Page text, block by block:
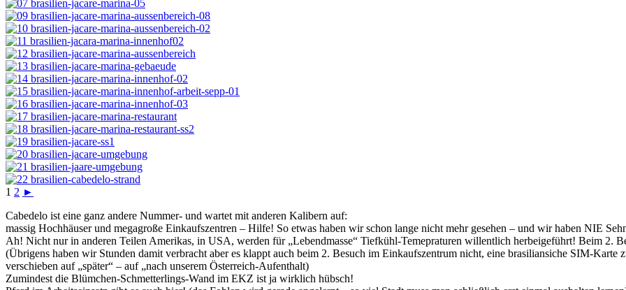
1 2 ►
Cabedelo ist eine ganz andere Nummer- und wartet mit anderen Kalibern auf:
massig Hochhäuser und megagroße Einkaufszentren – Hilfe! So etwas haben wir schon lange nicht mehr gesehen – und wir haben NIE
Ah! Nicht nur in anderen Teilen Amerikas, in USA, werden für „Lebendmasse“ Tiefkühl-Temepraturen willentlich herbeigeführt! Beim 2.
(Übrigens haben wir Stunden damit verbracht aber es klappt auch beim 2. Besuch im Einkaufszentrum nicht, eine brasiliansiche SIM-Karte
verschieben auf „später“ – auf „nach unserem Österreich-Aufenthalt)
Zumindest die Blümchen-Schmetterlings-Wand im EKZ ist ja wirklich hübsch!